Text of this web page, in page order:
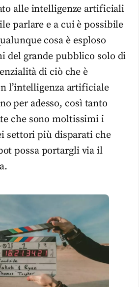
alle intelligenze artificiali
parlare e a cui è possibile
cosa è esploso
del grande pubblico solo di
di ciò che è
l’intelligenza artificiale
per adesso, così tanto
che sono moltissimi i
settori più disparati che
possa portargli via il